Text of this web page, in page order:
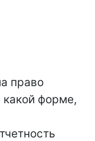
право
форме,